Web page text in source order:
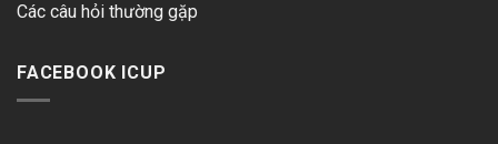
Các câu hỏi thường gặp
FACEBOOK ICUP